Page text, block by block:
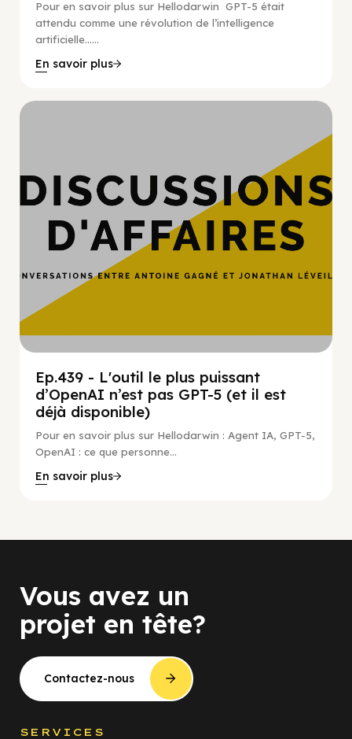
Pour en savoir plus sur Hellodarwin GPT-5 était
attendu comme une révolution de l’intelligence
artificielle…...
En savoir plus
Ep.439 - L'outil le plus puissant
d’OpenAI n’est pas GPT-5 (et il est
déjà disponible)
Pour en savoir plus sur Hellodarwin : Agent IA, GPT-5,
OpenAI : ce que personne...
En savoir plus
Vous avez un
projet en tête?
Contactez-nous
SERVICES